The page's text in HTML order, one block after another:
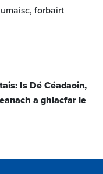
forbairt
Is Dé Céadaoin,
a ghlacfar le